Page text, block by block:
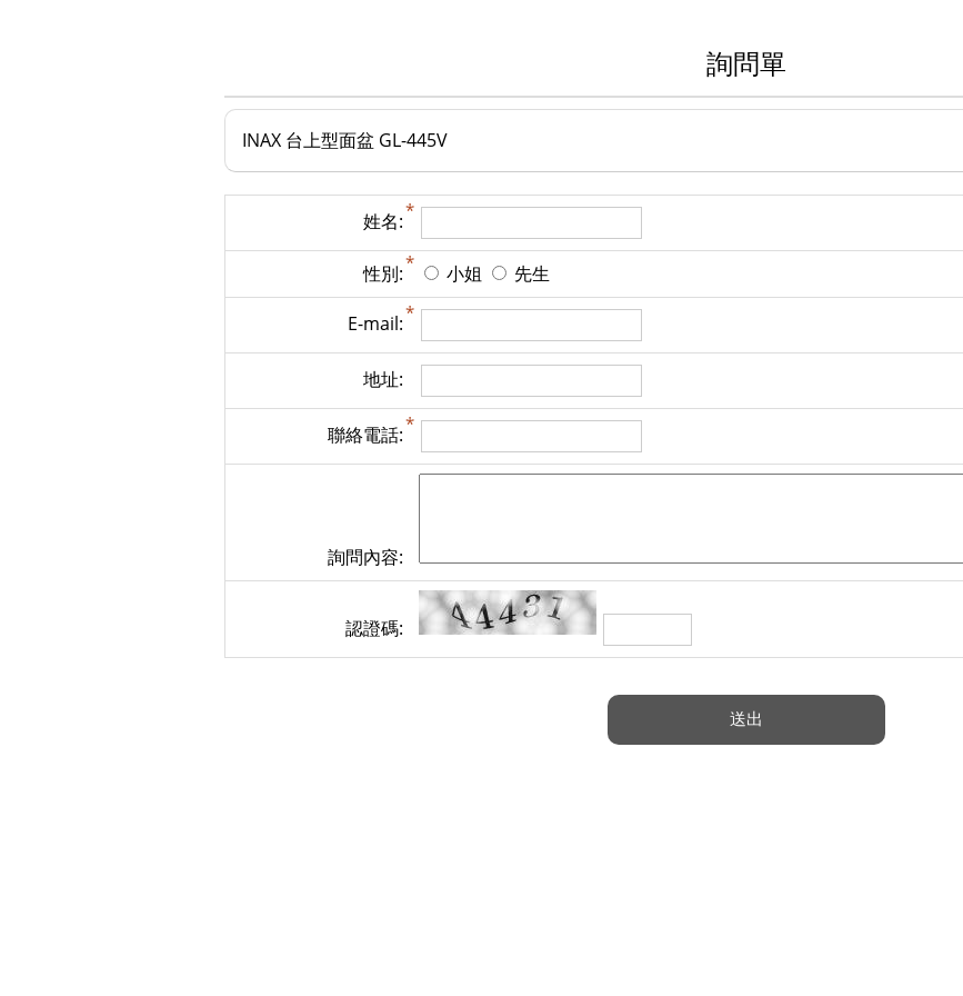
詢問單
INAX 台上型面盆 GL-445V
姓名:
性別: 小姐 先生
E-mail:
地址:
聯絡電話:
詢問內容:
認證碼: